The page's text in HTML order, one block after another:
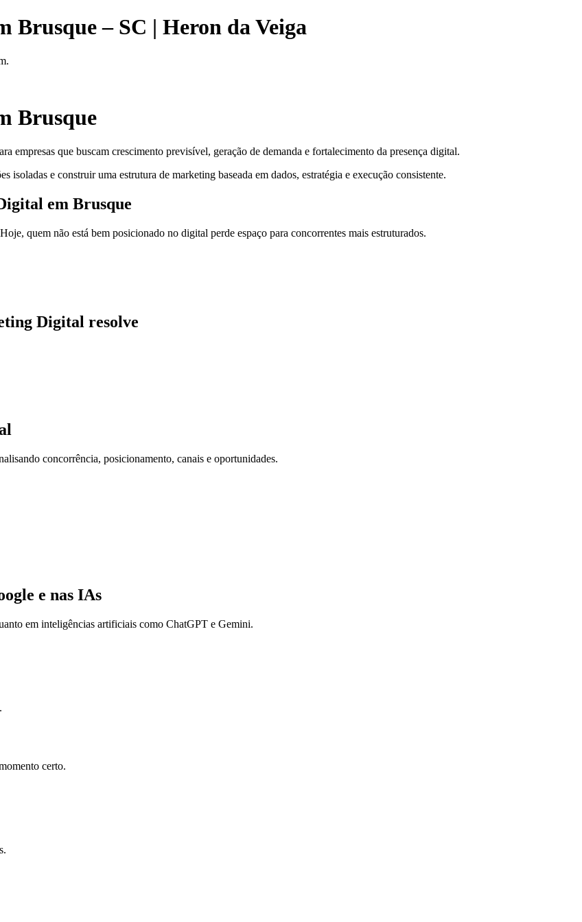
– SC | Heron da Veiga
Brusque
empresas que buscam crescimento previsível, geração de demanda e fortalecimento da presença digital.
isoladas e construir uma estrutura de marketing baseada em dados, estratégia e execução consistente.
em Brusque
quem não está bem posicionado no digital perde espaço para concorrentes mais estruturados.
Digital resolve
concorrência, posicionamento, canais e oportunidades.
e nas IAs
em inteligências artificiais como ChatGPT e Gemini.
certo.